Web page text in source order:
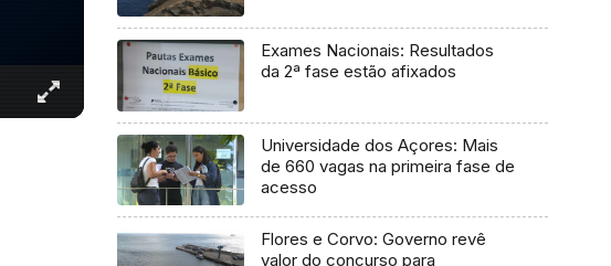
Exames Nacionais: Resultados
da 2ª fase estão afixados
Universidade dos Açores: Mais
de 660 vagas na primeira fase de
acesso
Flores e Corvo: Governo revê
valor do concurso para